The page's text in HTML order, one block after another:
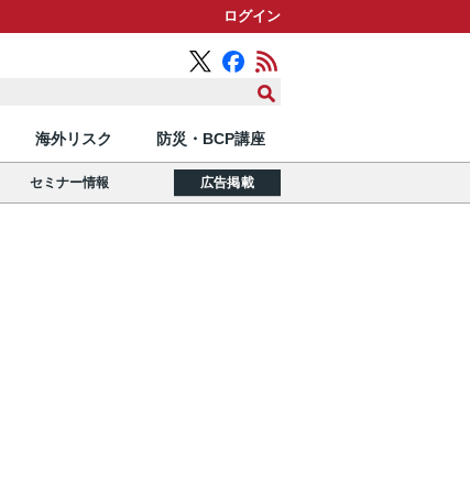
ログイン
海外リスク 防災・BCP講座
セミナー情報 広告掲載